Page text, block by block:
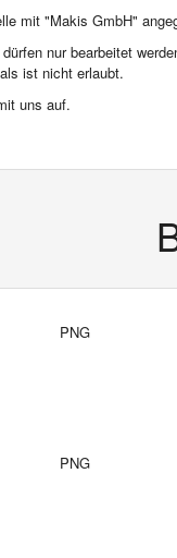
mit "Makis GmbH"
nur bearbeitet
ist nicht erlaubt.
uns auf.
PNG
PNG